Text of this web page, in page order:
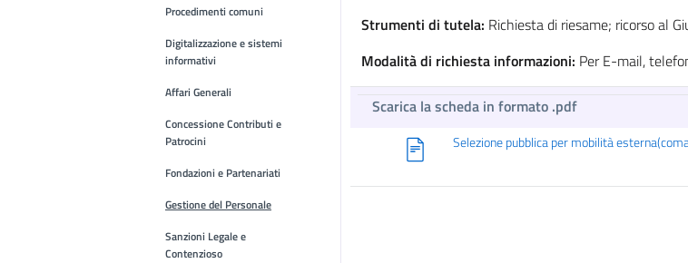
Procedimenti comuni
Digitalizzazione e sistemi
informativi
Affari Generali
Concessione Contributi e
Patrocini
Fondazioni e Partenariati
Gestione del Personale
Sanzioni Legale e
Contenzioso
Strumenti di tutela: Richiesta di riesame; ricorso al
Modalità di richiesta informazioni: Per E-mail,
Scarica la scheda in formato .pdf
Selezione pubblica per mobilità